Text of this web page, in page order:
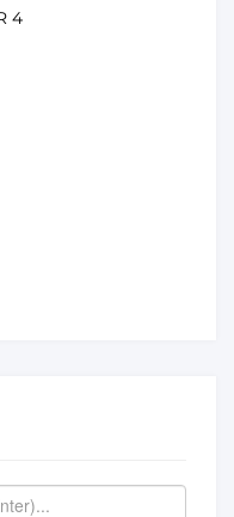
4